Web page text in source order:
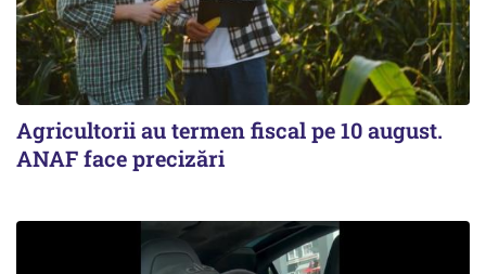
Agricultorii au termen fiscal pe 10 august.
ANAF face precizări